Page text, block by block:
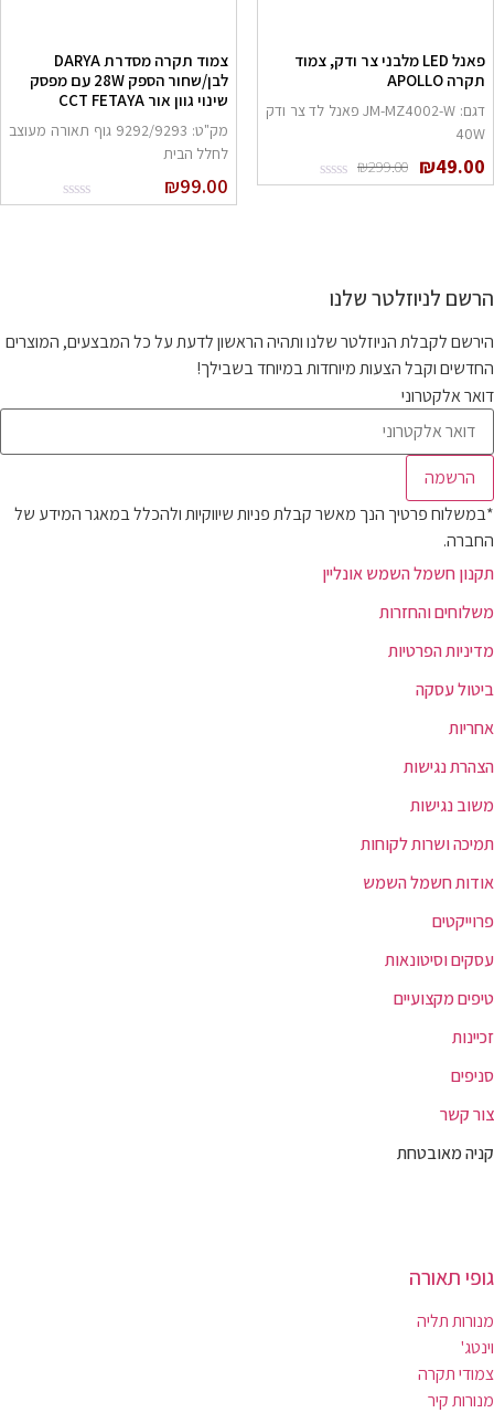
פאנל LED מלבני צר ודק, צמוד
תקרה APOLLO
דגם: JM-MZ4002-W פאנל לד צר ודק
40W
₪299.00 המחיר
המקורי
היה:
₪49.00 המחיר
הנוכחי
הוא:
צמוד תקרה מסדרת DARYA
לבן/שחור הספק 28W עם מפסק
שינוי גוון אור CCT FETAYA
מק"ט: 9292/9293 גוף תאורה מעוצב
לחלל הבית
₪99.00
הרשם לניוזלטר שלנו
הירשם לקבלת הניוזלטר שלנו ותהיה הראשון לדעת על כל המבצעים, המוצרים
החדשים וקבל הצעות מיוחדות במיוחד בשבילך!
דואר אלקטרוני
הרשמה
*במשלוח פרטיך הנך מאשר קבלת פניות שיווקיות ולהכלל במאגר המידע של
החברה.
תקנון חשמל השמש אונליין
משלוחים והחזרות
מדיניות הפרטיות
ביטול עסקה
אחריות
הצהרת נגישות
משוב נגישות
תמיכה ושרות לקוחות
אודות חשמל השמש
פרוייקטים
עסקים וסיטונאות
טיפים מקצועיים
זכיינות
סניפים
צור קשר
קניה מאובטחת
גופי תאורה
מנורות תליה
וינטג'
צמודי תקרה
מנורות קיר